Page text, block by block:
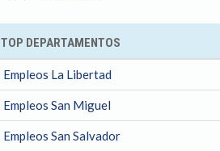
TOP DEPARTAMENTOS
Empleos La Libertad
Empleos San Miguel
Empleos San Salvador